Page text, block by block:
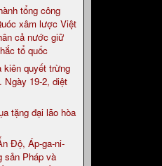
tổng công
xâm lược Việt
cả nước giữ
tổ quốc
kiên quyết trừng
Ngày 19-2, diệt
tặng đại lão hòa
Độ, Áp-ga-ni-
sản Pháp và